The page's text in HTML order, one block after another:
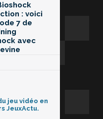
: voici
7 de
avec
jeu vidéo en
JeuxActu.